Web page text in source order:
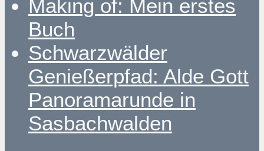
Making of: Mein erstes
Buch
Schwarzwälder
Genießerpfad: Alde Gott
Panoramarunde in
Sasbachwalden